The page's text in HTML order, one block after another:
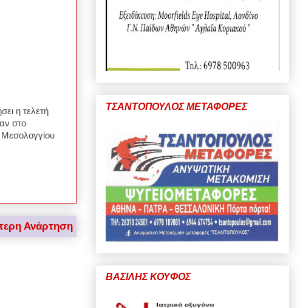
η τελετή
στο
Ανάρτηση
ΤΣΑΝΤΟΠΟΥΛΟΣ ΜΕΤΑΦΟΡΕΣ
ΒΑΣΙΛΗΣ ΚΟΥΦΟΣ